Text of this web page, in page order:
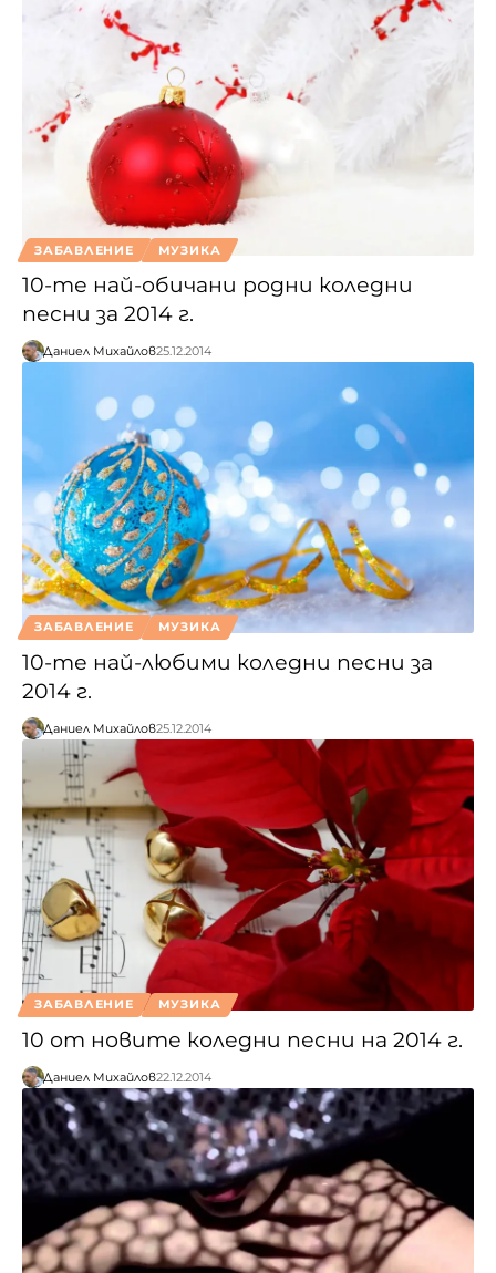
ЗАБАВЛЕНИЕ МУЗИКА
10-те най-обичани родни коледни
песни за 2014 г.
Даниел Михайлов25.12.2014
ЗАБАВЛЕНИЕ МУЗИКА
10-те най-любими коледни песни за
2014 г.
Даниел Михайлов25.12.2014
ЗАБАВЛЕНИЕ МУЗИКА
10 от новите коледни песни на 2014 г.
Даниел Михайлов22.12.2014